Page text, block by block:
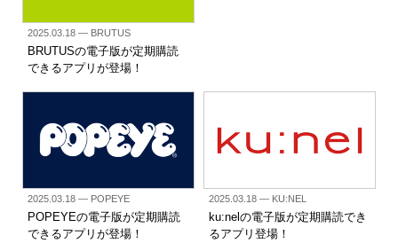
2025.03.18— BRUTUS
BRUTUSの電子版が定期購読
できるアプリが登場！
2025.03.18— POPEYE
POPEYEの電子版が定期購読
できるアプリが登場！
2025.03.18— KU:NEL
ku:nelの電子版が定期購読でき
るアプリ登場！